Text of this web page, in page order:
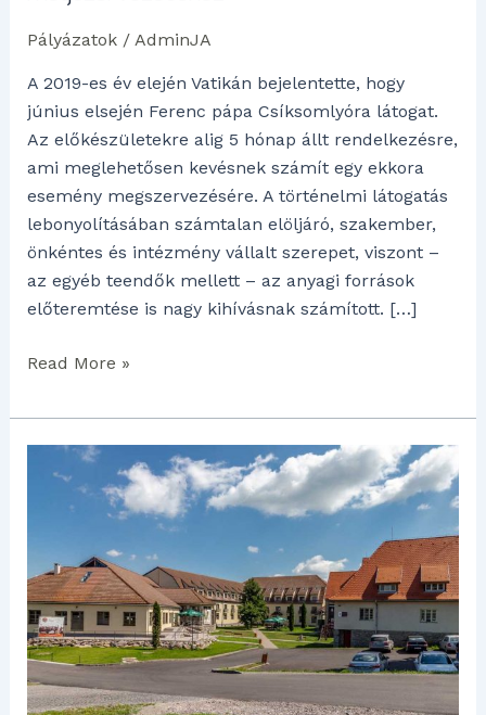
Pályázatok/ AdminJA
A 2019-es év elején Vatikán bejelentette, hogy
június elsején Ferenc pápa Csíksomlyóra látogat.
Az előkészületekre alig 5 hónap állt rendelkezésre,
ami meglehetősen kevésnek számít egy ekkora
esemény megszervezésére. A történelmi látogatás
lebonyolításában számtalan elöljáró, szakember,
önkéntes és intézmény vállalt szerepet, viszont –
az egyéb teendők mellett – az anyagi források
előteremtése is nagy kihívásnak számított. […]
Read More »
Befejeződtek
Bethlen
Alap
által
támogatott
felújítási
munkálatok